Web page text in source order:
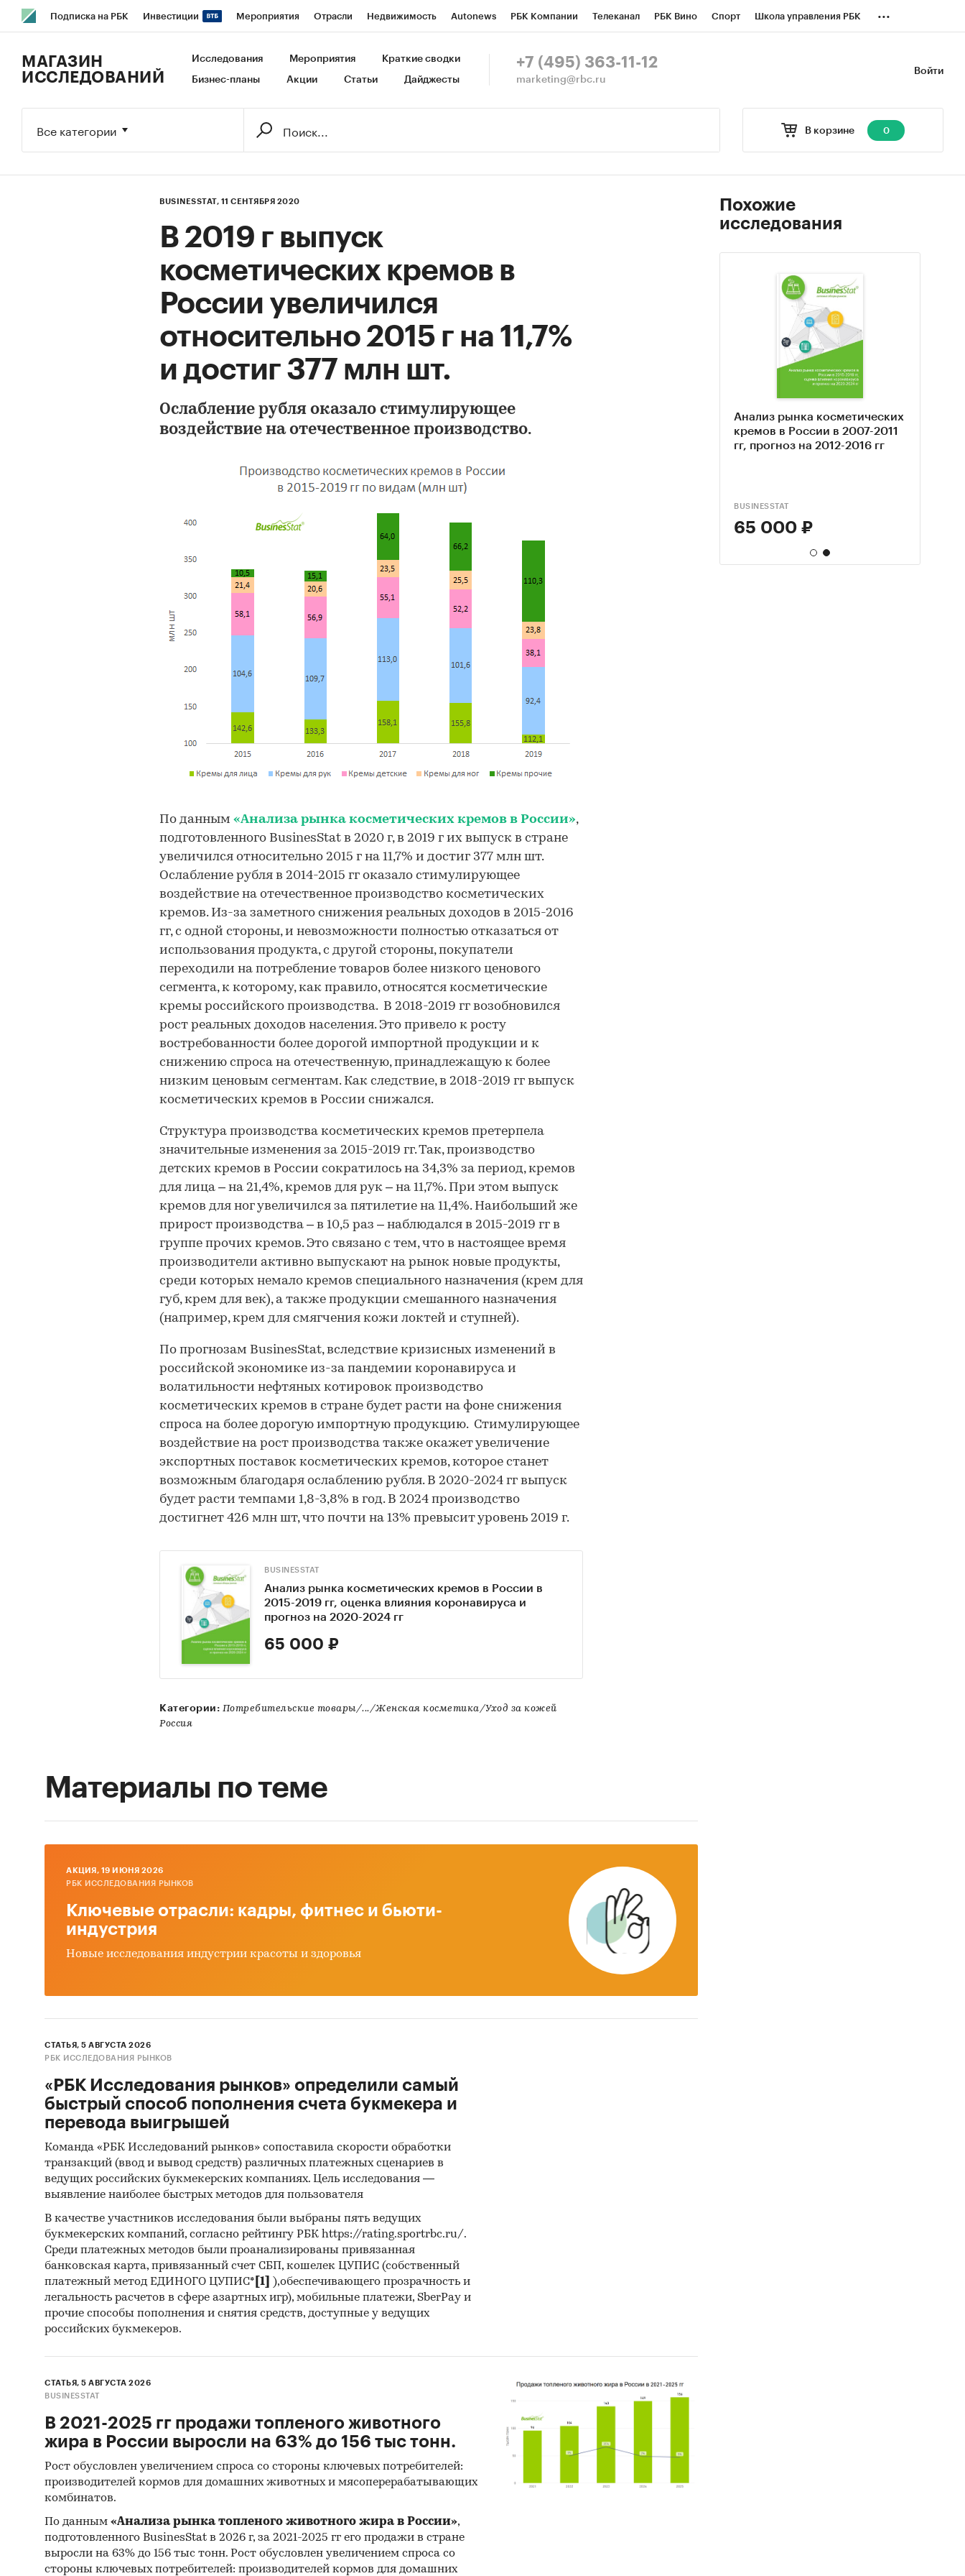
Подписка на РБК Инвестиции Мероприятия Отрасли Недвижимость Autonews РБК Компании Телеканал РБК Вино Спорт Школа управления РБК
Исследования Кредитные рейтинги Франшизы Газета Спецпроекты СПб Конференции СПб Спецпроекты
...
Войти
МАГАЗИН
ИССЛЕДОВАНИЙ
Исследования Мероприятия Краткие сводки
Бизнес-планы Акции Статьи Дайджесты
+7 (495) 363-11-12
marketing@rbc.ru
В корзине 0
Все категории
BUSINESSTAT, 11 СЕНТЯБРЯ 2020
В 2019 г выпуск
косметических кремов в
России увеличился
относительно 2015 г на 11,7%
и достиг 377 млн шт.
Ослабление рубля оказало стимулирующее
воздействие на отечественное производство.
По данным «Анализа рынка косметических кремов в России»,
подготовленного BusinesStat в 2020 г, в 2019 г их выпуск в стране
увеличился относительно 2015 г на 11,7% и достиг 377 млн шт.
Ослабление рубля в 2014-2015 гг оказало стимулирующее
воздействие на отечественное производство косметических
кремов. Из-за заметного снижения реальных доходов в 2015-2016
гг, с одной стороны, и невозможности полностью отказаться от
использования продукта, с другой стороны, покупатели
переходили на потребление товаров более низкого ценового
сегмента, к которому, как правило, относятся косметические
кремы российского производства. В 2018-2019 гг возобновился
рост реальных доходов населения. Это привело к росту
востребованности более дорогой импортной продукции и к
снижению спроса на отечественную, принадлежащую к более
низким ценовым сегментам. Как следствие, в 2018-2019 гг выпуск
косметических кремов в России снижался.
Структура производства косметических кремов претерпела
значительные изменения за 2015-2019 гг. Так, производство
детских кремов в России сократилось на 34,3% за период, кремов
для лица – на 21,4%, кремов для рук – на 11,7%. При этом выпуск
кремов для ног увеличился за пятилетие на 11,4%. Наибольший же
прирост производства – в 10,5 раз – наблюдался в 2015-2019 гг в
группе прочих кремов. Это связано с тем, что в настоящее время
производители активно выпускают на рынок новые продукты,
среди которых немало кремов специального назначения (крем для
губ, крем для век), а также продукции смешанного назначения
(например, крем для смягчения кожи локтей и ступней).
По прогнозам BusinesStat, вследствие кризисных изменений в
российской экономике из-за пандемии коронавируса и
волатильности нефтяных котировок производство
косметических кремов в стране будет расти на фоне снижения
спроса на более дорогую импортную продукцию. Стимулирующее
воздействие на рост производства также окажет увеличение
экспортных поставок косметических кремов, которое станет
возможным благодаря ослаблению рубля. В 2020-2024 гг выпуск
будет расти темпами 1,8-3,8% в год. В 2024 производство
достигнет 426 млн шт, что почти на 13% превысит уровень 2019 г.
BUSINESSTAT
Анализ рынка косметических кремов в России в
2015-2019 гг, оценка влияния коронавируса и
прогноз на 2020-2024 гг
65 000 ₽
Категории: Потребительские товары/.../Женская косметика/Уход за кожей
Россия
Похожие
исследования
Анализ рынка косметических
кремов в России в 2007-2011
гг, прогноз на 2012-2016 гг
BUSINESSTAT
65 000 ₽
Материалы по теме
AКЦИЯ, 19 ИЮНЯ 2026
РБК ИССЛЕДОВАНИЯ РЫНКОВ
Ключевые отрасли: кадры, фитнес и бьюти-
индустрия
Новые исследования индустрии красоты и здоровья
СТАТЬЯ, 5 АВГУСТА 2026
РБК ИССЛЕДОВАНИЯ РЫНКОВ
«РБК Исследования рынков» определили самый
быстрый способ пополнения счета букмекера и
перевода выигрышей
Команда «РБК Исследований рынков» сопоставила скорости обработки
транзакций (ввод и вывод средств) различных платежных сценариев в
ведущих российских букмекерских компаниях. Цель исследования —
выявление наиболее быстрых методов для пользователя
В качестве участников исследования были выбраны пять ведущих
букмекерских компаний, согласно рейтингу РБК https://rating.sportrbc.ru/.
Среди платежных методов были проанализированы привязанная
банковская карта, привязанный счет СБП, кошелек ЦУПИС (собственный
платежный метод ЕДИНОГО ЦУПИС* [1]
),обеспечивающего прозрачность и
легальность расчетов в сфере азартных игр), мобильные платежи, SberPay и
прочие способы пополнения и снятия средств, доступные у ведущих
российских букмекеров.
СТАТЬЯ, 5 АВГУСТА 2026
BUSINESSTAT
В 2021-2025 гг продажи топленого животного
жира в России выросли на 63% до 156 тыс тонн.
Рост обусловлен увеличением спроса со стороны ключевых потребителей:
производителей кормов для домашних животных и мясоперерабатывающих
комбинатов.
По данным «Анализа рынка топленого животного жира в России»,
подготовленного BusinesStat в 2026 г, за 2021-2025 гг его продажи в стране
выросли на 63% до 156 тыс тонн. Рост обусловлен увеличением спроса со
стороны ключевых потребителей: производителей кормов для домашних